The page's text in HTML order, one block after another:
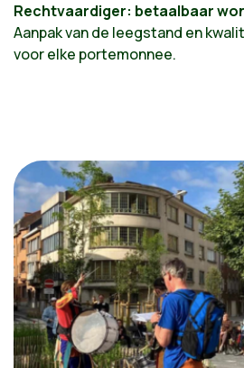
Rechtvaardiger: betaalbaar
Aanpak van de leegstand en
voor elke portemonnee.